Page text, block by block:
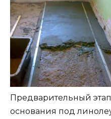
Предварительный
основания под